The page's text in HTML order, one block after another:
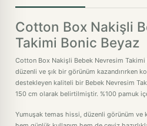
Cotton Box Nakişli
Takimi Bonic Beyaz
Cotton Box Nakişli Bebek Nevresim Takimi
düzenli ve şık bir görünüm kazandırırken
destekleyen kaliteli bir Bebek Nevresim
150 cm olarak belirtilmiştir. %100 pamuk
Yumuşak temas hissi, düzenli görünüm ve